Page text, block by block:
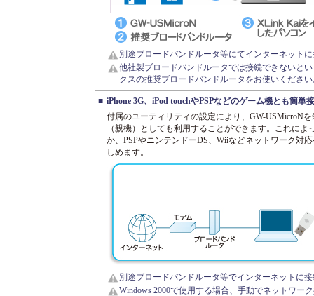
別途ブロードバンドルータ等にてインターネット
他社製ブロードバンドルータでは接続できないと
クスの推奨ブロードバンドルータをお使いくださ
■ iPhone 3G、iPod touchやPSPなどのゲーム機とも簡単
付属のユーティリティの設定により、GW-USMicroN
（親機）としても利用することができます。これによ
か、PSPやニンテンドーDS、Wiiなどネットワーク対
しめます。
別途ブロードバンドルータ等でインターネットに
Windows 2000で使用する場合、手動でネットワー